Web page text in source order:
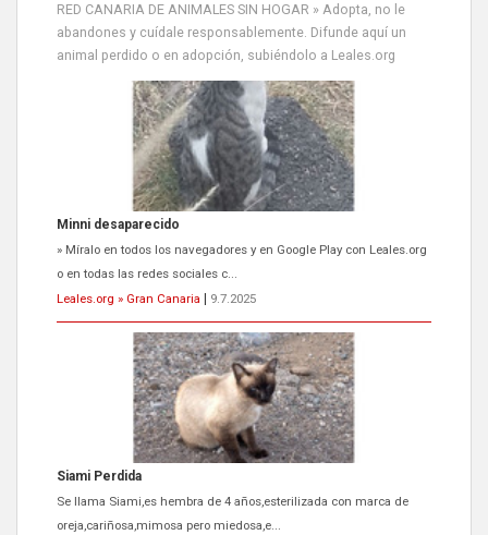
RED CANARIA DE ANIMALES SIN HOGAR » Adopta, no le
abandones y cuídale responsablemente. Difunde aquí un
animal perdido o en adopción, subiéndolo a Leales.org
Minni desaparecido
» Míralo en todos los navegadores y en Google Play con Leales.org
o en todas las redes sociales c...
Leales.org » Gran Canaria
9.7.2025
Siami Perdida
Se llama Siami,es hembra de 4 años,esterilizada con marca de
oreja,cariñosa,mimosa pero miedosa,e...